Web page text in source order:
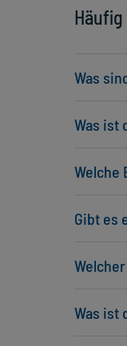
Was
Was ist
Welche
Gibt es
Was ist